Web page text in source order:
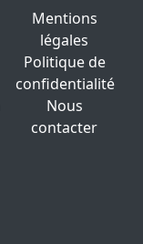
Mentions
légales
Politique de
confidentialité
Nous
contacter